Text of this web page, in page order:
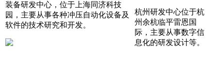
装备研发中心，位于上海同济科技
园，主要从事各种冲压自动化设备及
软件的技术研究和开发。
杭州研发中心位于杭
州余杭临平雷恩国
际，主要从事数字信
息化的研发设计等。